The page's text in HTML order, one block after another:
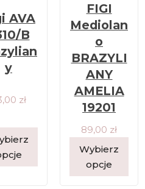
AVA
B
y
zł
FIGI
Mediolan
o
BRAZYLI
ANY
AMELIA
19201
89,00 zł
Wybierz
opcje